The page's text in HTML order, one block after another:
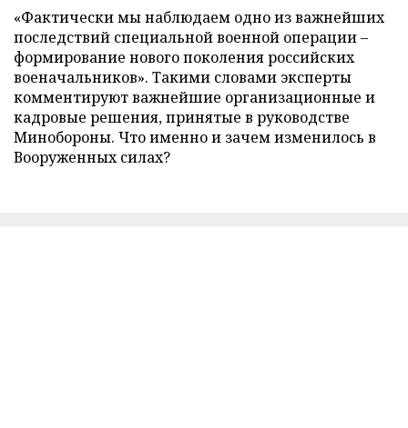
«Фактически мы наблюдаем одно из важнейших
последствий специальной военной операции –
формирование нового поколения российских
военачальников». Такими словами эксперты
комментируют важнейшие организационные и
кадровые решения, принятые в руководстве
Минобороны. Что именно и зачем изменилось в
Вооруженных силах?